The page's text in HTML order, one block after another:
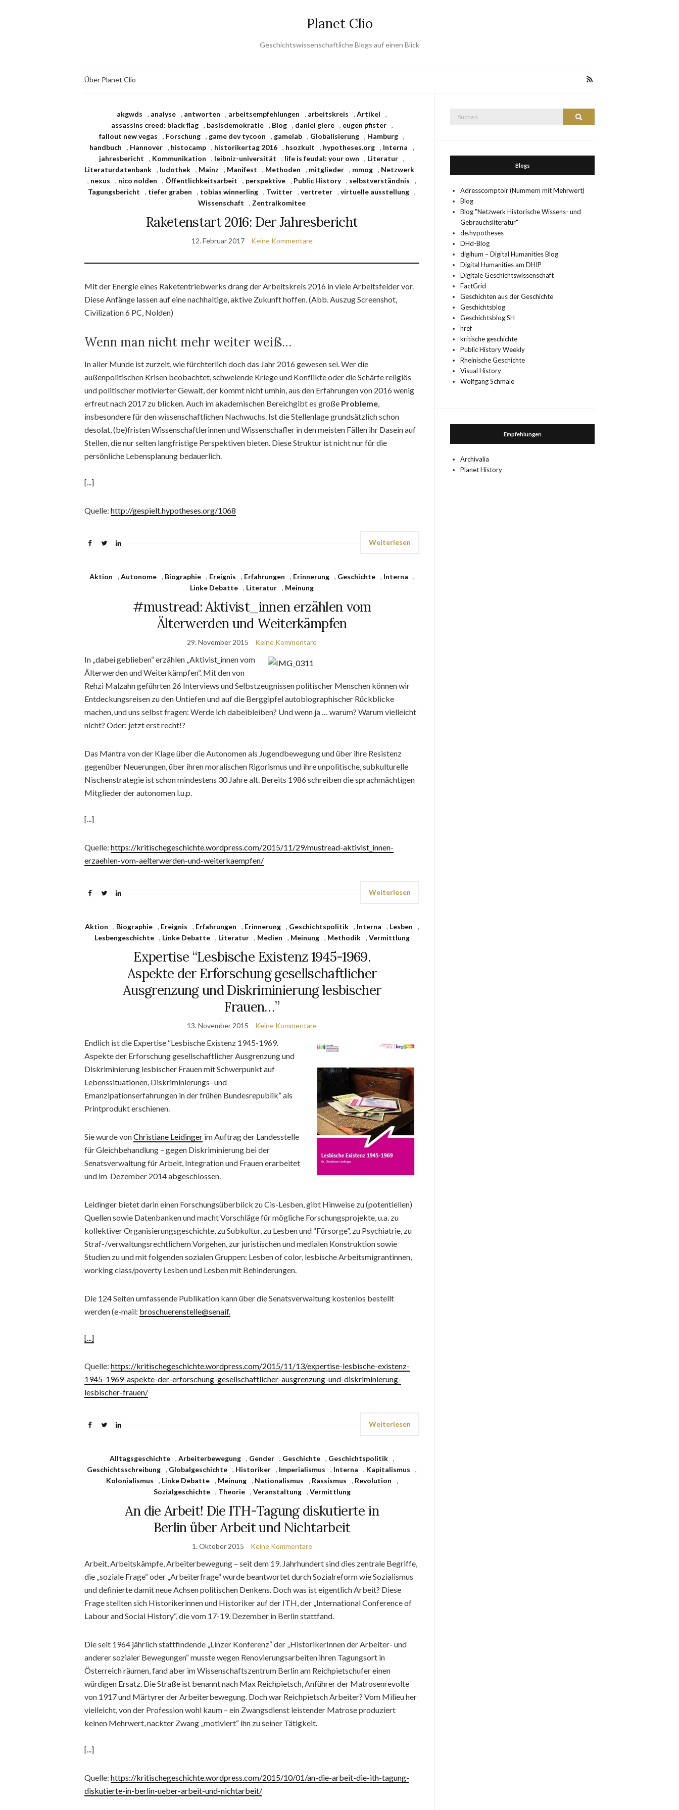
Planet Clio
Geschichtswissenschaftliche Blogs auf einen Blick
Über Planet Clio
akgwds , analyse , antworten , arbeitsempfehlungen , arbeitskreis ,Artikel
,
assassins creed: black flag
, basisdemokratie , Blog , daniel giere , eugen pfister
,
fallout new vegas
, Forschung , game dev tycoon , gamelab , Globalisierung , Hamburg ,
handbuch
, Hannover , histocamp , historikertag 2016 , hsozkult , hypotheses.org , Interna
,
jahresbericht
, Kommunikation , leibniz-universität , life is feudal: your own , Literatur ,
Literaturdatenbank , ludothek , Mainz , Manifest , Methoden , mitglieder , mmog , Netzwerk
, nexus , nico nolden , Öffentlichkeitsarbeit , perspektive , Public History , selbstverständnis
,
Tagungsbericht
, tiefer graben , tobias winnerling , Twitter ,vertreter ,virtuelle ausstellung ,
Wissenschaft
, Zentralkomitee
Raketenstart 2016: Der Jahresbericht
12. Februar 2017 Keine Kommentare
Mit der Energie eines Raketentriebwerks drang der Arbeitskreis 2016 in viele Arbeitsfelder vor.
Diese Anfänge lassen auf eine nachhaltige, aktive Zukunft hoffen. (Abb. Auszug Screenshot,
Civilization 6 PC, Nolden)
Wenn man nicht mehr weiter weiß…
In aller Munde ist zurzeit, wie fürchterlich doch das Jahr 2016 gewesen sei. Wer die
außenpolitischen Krisen beobachtet, schwelende Kriege und Konflikte oder die Schärfe religiös
und politischer motivierter Gewalt, der kommt nicht umhin, aus den Erfahrungen von 2016 wenig
erfreut nach 2017 zu blicken. Auch im akademischen Bereichgibt es große Probleme,
insbesondere für den wissenschaftlichen Nachwuchs. Ist die Stellenlage grundsätzlich schon
desolat, (be)fristen Wissenschaftlerinnen und Wissenschafler in den meisten Fällen ihr Dasein auf
Stellen, die nur selten langfristige Perspektiven bieten. Diese Struktur ist nicht nur für die
persönliche Lebensplanung bedauerlich.
[...]
Quelle: http://gespielt.hypotheses.org/1068
Weiterlesen
Aktion , Autonome , Biographie , Ereignis , Erfahrungen , Erinnerung , Geschichte , Interna
,
Linke Debatte , Literatur , Meinung
#mustread: Aktivist_innen erzählen vom
Älterwerden und Weiterkämpfen
29. November 2015 Keine Kommentare
In „dabei geblieben“ erzählen „Aktivist_innen vom
Älterwerden und Weiterkämpfen“. Mit den von
Rehzi Malzahn geführten 26 Interviews und Selbstzeugnissen politischer Menschen können wir
Entdeckungsreisen zu den Untiefen und auf die Berggipfel autobiographischer Rückblicke
machen, und uns selbst fragen: Werde ich dabeibleiben? Und wenn ja … warum? Warum vielleicht
nicht? Oder: jetzt erst recht!?
Das Mantra von der Klage über die Autonomen als Jugendbewegung und über ihre Resistenz
gegenüber Neuerungen, über ihren moralischen Rigorismus und ihre unpolitische, subkulturelle
Nischenstrategie ist schon mindestens 30 Jahre alt. Bereits 1986 schreiben die sprachmächtigen
Mitglieder der autonomen l.u.p.
[...]
Quelle: https://kritischegeschichte.wordpress.com/2015/11/29/mustread-aktivist_innen-
erzaehlen-vom-aelterwerden-und-weiterkaempfen/
Weiterlesen
Aktion , Biographie , Ereignis , Erfahrungen , Erinnerung , Geschichtspolitik , Interna , Lesben
,
Lesbengeschichte
, Linke Debatte , Literatur , Medien , Meinung , Methodik , Vermittlung
Expertise “Lesbische Existenz 1945-1969.
Aspekte der Erforschung gesellschaftlicher
Ausgrenzung und Diskriminierung lesbischer
Frauen…”
13. November 2015 Keine Kommentare
Endlich ist die Expertise “Lesbische Existenz 1945-1969.
Aspekte der Erforschung gesellschaftlicher Ausgrenzung und
Diskriminierung lesbischer Frauen mit Schwerpunkt auf
Lebenssituationen, Diskriminierungs- und
Emanzipationserfahrungen in der frühen Bundesrepublik” als
Printprodukt erschienen.
Sie wurde vonChristiane Leidinger im Auftrag der Landesstelle
für Gleichbehandlung – gegen Diskriminierung bei der
Senatsverwaltung für Arbeit, Integration und Frauen erarbeitet
und im Dezember 2014 abgeschlossen.
Leidinger bietet darin einen Forschungsüberblick zu Cis-Lesben, gibt Hinweise zu (potentiellen)
Quellen sowie Datenbanken und macht Vorschläge für mögliche Forschungsprojekte, u.a. zu
kollektiver Organisierungsgeschichte, zu Subkultur, zu Lesben und “Fürsorge”, zu Psychiatrie, zu
Straf-/verwaltungsrechtlichem Vorgehen, zur juristischen und medialen Konstruktion sowie
Studien zu und mit folgenden sozialen Gruppen: Lesben of color, lesbische Arbeitsmigrantinnen,
working class/poverty Lesben und Lesben mit Behinderungen.
Die 124 Seiten umfassende Publikation kann über die Senatsverwaltung kostenlos bestellt
werden (e-mail: broschuerenstelle@senaif.
[...]
Quelle: https://kritischegeschichte.wordpress.com/2015/11/13/expertise-lesbische-existenz-
1945-1969-aspekte-der-erforschung-gesellschaftlicher-ausgrenzung-und-diskriminierung-
lesbischer-frauen/
Weiterlesen
Alltagsgeschichte , Arbeiterbewegung , Gender , Geschichte , Geschichtspolitik
,
Geschichtsschreibung , Globalgeschichte , Historiker , Imperialismus , Interna , Kapitalismus
,
Kolonialismus
, Linke Debatte , Meinung , Nationalismus , Rassismus , Revolution
,
Sozialgeschichte
, Theorie , Veranstaltung , Vermittlung
An die Arbeit! Die ITH-Tagung diskutierte in
Berlin über Arbeit und Nichtarbeit
1. Oktober 2015 Keine Kommentare
Arbeit, Arbeitskämpfe, Arbeiterbewegung – seit dem 19. Jahrhundert sind dies zentrale Begriffe,
die „soziale Frage“ oder „Arbeiterfrage“ wurde beantwortet durch Sozialreform wie Sozialismus
und definierte damit neue Achsen politischen Denkens. Doch was ist eigentlich Arbeit? Diese
Frage stellten sich Historikerinnen und Historiker auf der ITH, der „International Conference of
Labour and Social History“, die vom 17-19. Dezember in Berlin stattfand.
Die seit 1964 jährlich stattfindende „Linzer Konferenz“ der „HistorikerInnen der Arbeiter- und
anderer sozialer Bewegungen“ musste wegen Renovierungsarbeiten ihren Tagungsort in
Österreich räumen, fand aber im Wissenschaftszentrum Berlin am Reichpietschufer einen
würdigen Ersatz. Die Straße ist benannt nach Max Reichpietsch, Anführer der Matrosenrevolte
von 1917 und Märtyrer der Arbeiterbewegung. Doch war Reichpietsch Arbeiter? Vom Milieu her
vielleicht, von der Profession wohl kaum – ein Zwangsdienst leistender Matrose produziert
keinen Mehrwert, nackter Zwang „motiviert“ ihn zu seiner Tätigkeit.
[...]
Quelle: https://kritischegeschichte.wordpress.com/2015/10/01/an-die-arbeit-die-ith-tagung-
diskutierte-in-berlin-ueber-arbeit-und-nichtarbeit/
Suchen
Blogs
Adresscomptoir (Nummern mit Mehrwert)
Blog
Blog "Netzwerk Historische Wissens- und
Gebrauchsliteratur"
de.hypotheses
DHd-Blog
digihum – Digital Humanities Blog
Digital Humanities am DHIP
Digitale Geschichtswissenschaft
FactGrid
Geschichten aus der Geschichte
Geschichtsblog
Geschichtsblog SH
href
kritische geschichte
Public History Weekly
Rheinische Geschichte
Visual History
Wolfgang Schmale
Empfehlungen
Archivalia
Planet History